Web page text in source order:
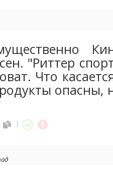
"Риттер
Что
опасны,